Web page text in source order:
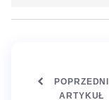
r
POPRZEDNI
ARTYKUŁ